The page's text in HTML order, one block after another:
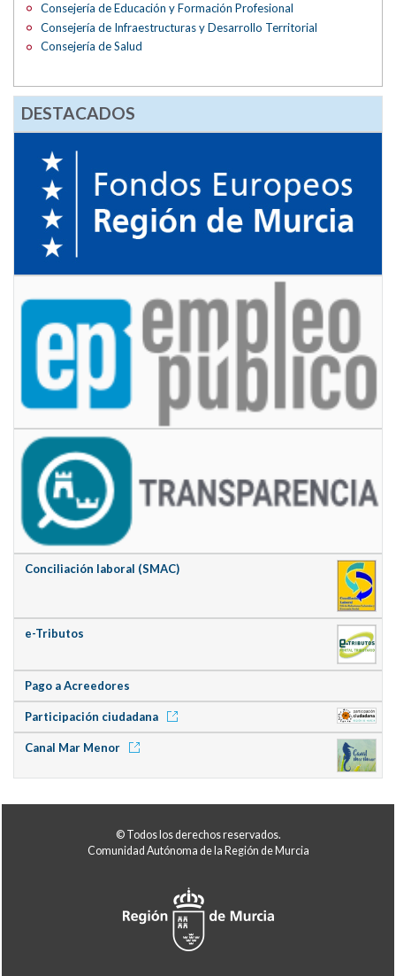
Consejería de Educación y Formación Profesional
Consejería de Infraestructuras y Desarrollo Territorial
Consejería de Salud
DESTACADOS
Conciliación laboral (SMAC)
e-Tributos
Pago a Acreedores
Participación ciudadana
Canal Mar Menor
© Todos los derechos reservados.
Comunidad Autónoma de la Región de Murcia